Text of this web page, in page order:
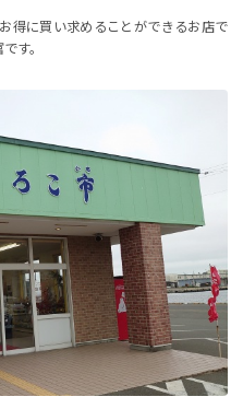
得に買い求めることができるお店で
す。